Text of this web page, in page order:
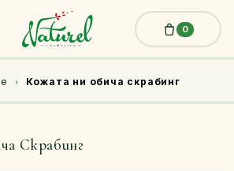
0
Кожата ни обича скрабинг
Скрабинг